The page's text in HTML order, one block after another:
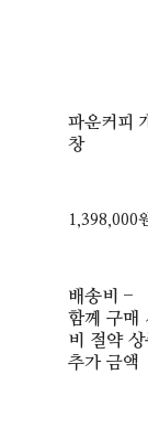
파운커피
창
1,398,000
배송비 -
함께 구매
비 절약 상
추가 금액